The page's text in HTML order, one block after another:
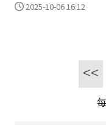
2025-10-06 16:12
<<